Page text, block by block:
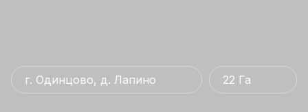
г. Одинцово, д. Лапино 22 Га